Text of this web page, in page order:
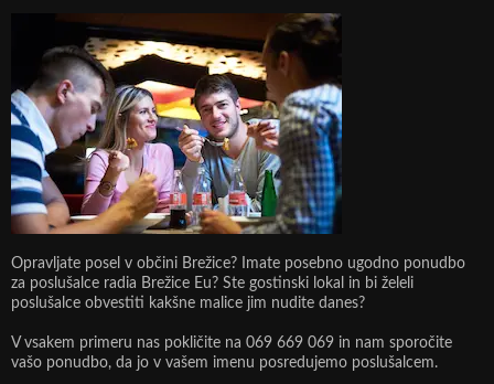
Opravljate posel v občini Brežice? Imate posebno ugodno ponudbo
za poslušalce radia Brežice Eu? Ste gostinski lokal in bi želeli
poslušalce obvestiti kakšne malice jim nudite danes?
V vsakem primeru nas pokličite na 069 669 069 in nam sporočite
vašo ponudbo, da jo v vašem imenu posredujemo poslušalcem.